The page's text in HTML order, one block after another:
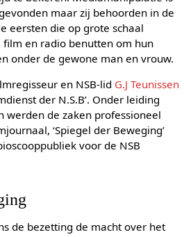
maar zij behoorden in de
eersten die op grote schaal
en radio benutten om hun
onder de gewone man en vrouw.
en NSB-lid G.J Teunissen
der N.S.B’. Onder leiding
werden de zaken professioneel
‘Spiegel der Beweging’
voor de NSB
de bezetting de macht over het